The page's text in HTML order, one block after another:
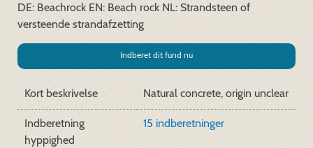
DE: Beachrock EN: Beach rock NL: Strandsteen of
versteende strandafzetting
Indberet dit fund nu
Kort beskrivelse Natural concrete, origin unclear
Indberetning
hyppighed
15 indberetninger